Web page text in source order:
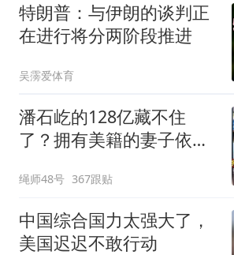
特朗普：与伊朗的谈判正
在进行将分两阶段推进
吴霶爱体育
潘石屹的128亿藏不住
了？拥有美籍的妻子依旧
绳师48号 367跟贴
中国综合国力太强大了，
美国迟迟不敢行动